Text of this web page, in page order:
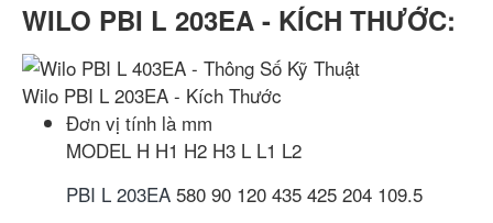
WILO PBI L 203EA - KÍCH THƯỚC:
Wilo PBI L 203EA - Kích Thước
Đơn vị tính là mm
MODEL H H1 H2 H3 L L1 L2
PBI L 203EA 580 90 120 435 425 204 109.5